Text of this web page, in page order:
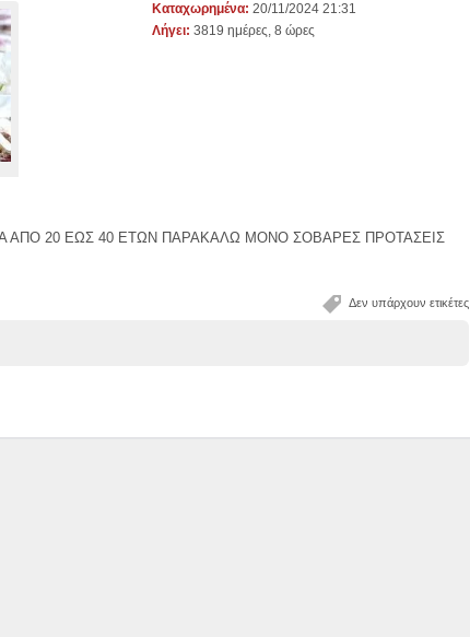
Καταχωρημένα: 20/11/2024 21:31
Λήγει: 3819 ημέρες, 8 ώρες
ΑΠΟ 20 ΕΩΣ 40 ΕΤΩΝ ΠΑΡΑΚΑΛΩ ΜΟΝΟ ΣΟΒΑΡΕΣ ΠΡΟΤΑΣΕΙΣ
Δεν υπάρχουν ετικέτες